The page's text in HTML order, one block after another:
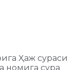
Ҳаж сураси
номига сура